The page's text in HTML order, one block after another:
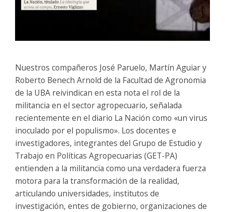
Nuestros compañeros José Paruelo, Martín Aguiar y
Roberto Benech Arnold de la Facultad de Agronomia
de la UBA reivindican en esta nota el rol de la
militancia en el sector agropecuario, señalada
recientemente en el diario La Nación como «un virus
inoculado por el populismo». Los docentes e
investigadores, integrantes del Grupo de Estudio y
Trabajo en Políticas Agropecuarias (GET-PA)
entienden a la militancia como una verdadera fuerza
motora para la transformación de la realidad,
articulando universidades, institutos de
investigación, entes de gobierno, organizaciones de